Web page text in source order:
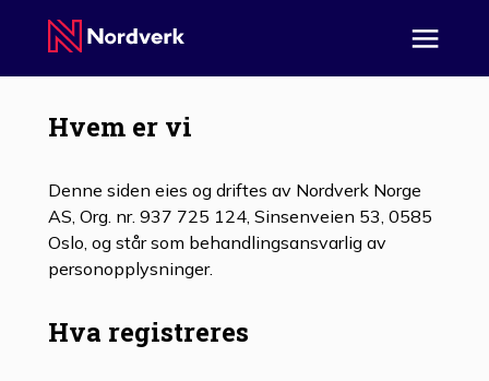
Hvem er vi
Denne siden eies og driftes av Nordverk Norge
AS, Org. nr. 937 725 124, Sinsenveien 53, 0585
Oslo, og står som behandlingsansvarlig av
personopplysninger.
Hva registreres